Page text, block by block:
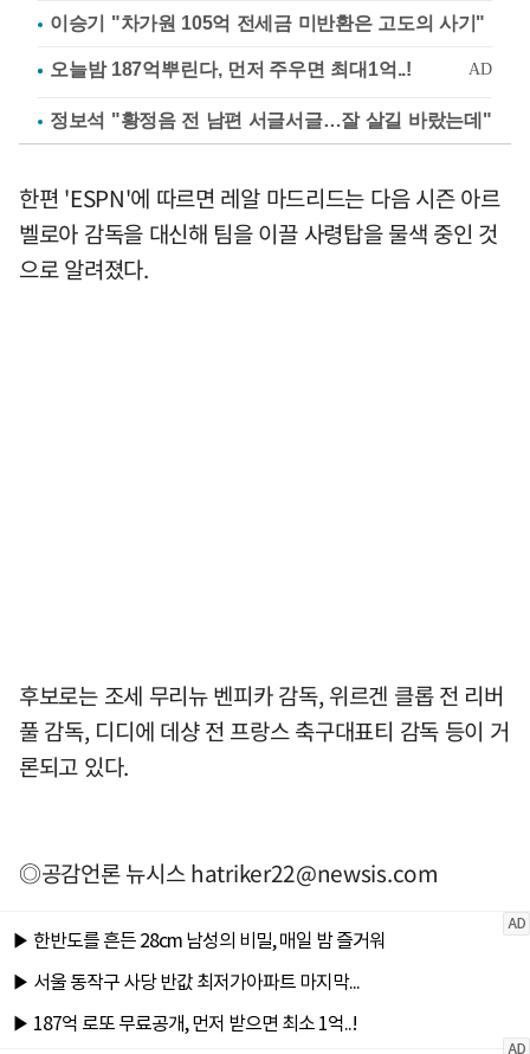
이승기 "차가원 105억 전세금 미반환은 고도의 사기"
정보석 "황정음 전 남편 서글서글…잘 살길 바랐는데"
한편 'ESPN'에 따르면 레알 마드리드는 다음 시즌 아르
벨로아 감독을 대신해 팀을 이끌 사령탑을 물색 중인 것
으로 알려졌다.
후보로는 조세 무리뉴 벤피카 감독, 위르겐 클롭 전 리버
풀 감독, 디디에 데샹 전 프랑스 축구대표티 감독 등이 거
론되고 있다.
◎공감언론 뉴시스hatriker22@newsis.com